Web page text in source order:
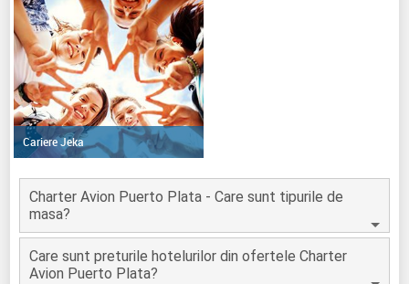
Cariere Jeka
Charter Avion Puerto Plata - Care sunt tipurile de
masa?
Care sunt preturile hotelurilor din ofertele Charter
Avion Puerto Plata?